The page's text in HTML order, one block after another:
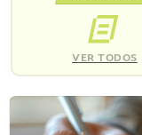
VER TODOS